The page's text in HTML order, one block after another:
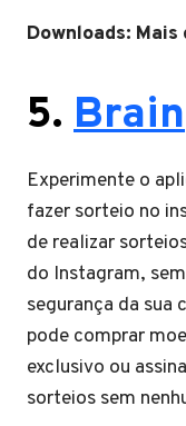
Downloads: Mais
5. Brain
Experimente o
fazer sorteio no
de realizar
do Instagram,
segurança da sua
pode comprar
exclusivo ou
sorteios sem